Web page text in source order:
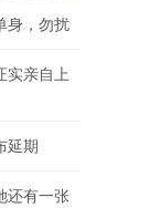
身，勿扰
实亲自上
延期
还有一张